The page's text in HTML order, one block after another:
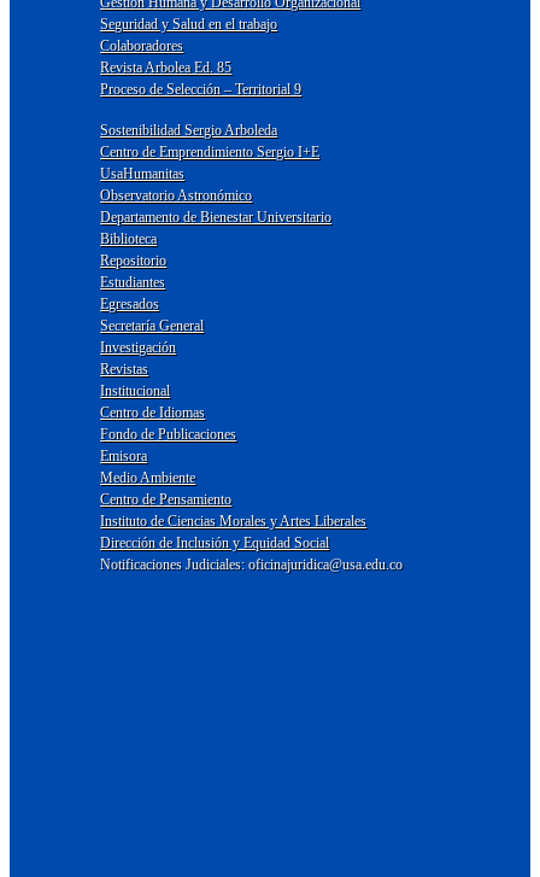
Seguridad y Salud en el trabajo
Colaboradores
Revista Arbolea Ed. 85
Proceso de Selección – Territorial 9
Sostenibilidad Sergio Arboleda
Centro de Emprendimiento Sergio I+E
UsaHumanitas
Observatorio Astronómico
Departamento de Bienestar Universitario
Biblioteca
Repositorio
Estudiantes
Egresados
Secretaría General
Investigación
Revistas
Institucional
Centro de Idiomas
Fondo de Publicaciones
Emisora
Medio Ambiente
Centro de Pensamiento
Instituto de Ciencias Morales y Artes Liberales
Dirección de Inclusión y Equidad Social
Notificaciones Judiciales: oficinajuridica@usa.edu.co